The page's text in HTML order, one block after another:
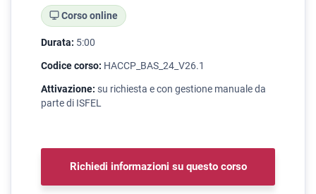
Corso online
Durata: 5:00
Codice corso: HACCP_BAS_24_V26.1
Attivazione: su richiesta e con gestione manuale da
parte di ISFEL
Richiedi informazioni su questo corso